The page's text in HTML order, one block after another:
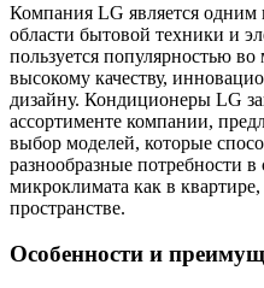
Компания LG является
области бытовой техники и
пользуется популярностью во
высокому качеству,
дизайну. Кондиционеры LG
ассортименте компании,
выбор моделей, которые
разнообразные потребности
микроклимата как в
пространстве.
Особенности и